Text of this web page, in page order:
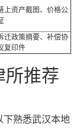
上资产截图、价格公
迁政策摘要、补偿协
复印件
所推荐
下熟悉武汉本地